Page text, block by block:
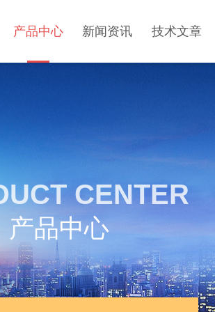
产品中心 新闻资讯 技术文章
CENTER
产品中心